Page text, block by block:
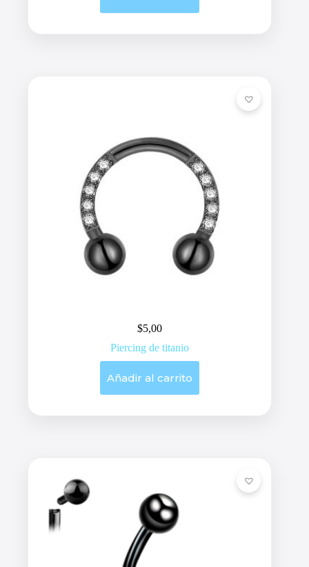
$5,00
Piercing de titanio
Añadir al carrito